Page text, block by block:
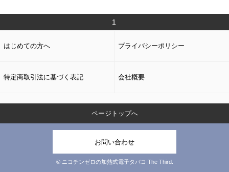
1
はじめての方へ プライバシーポリシー
特定商取引法に基づく表記 会社概要
ページトップへ
お問い合わせ
© ニコチンゼロの加熱式電子タバコ The Third.